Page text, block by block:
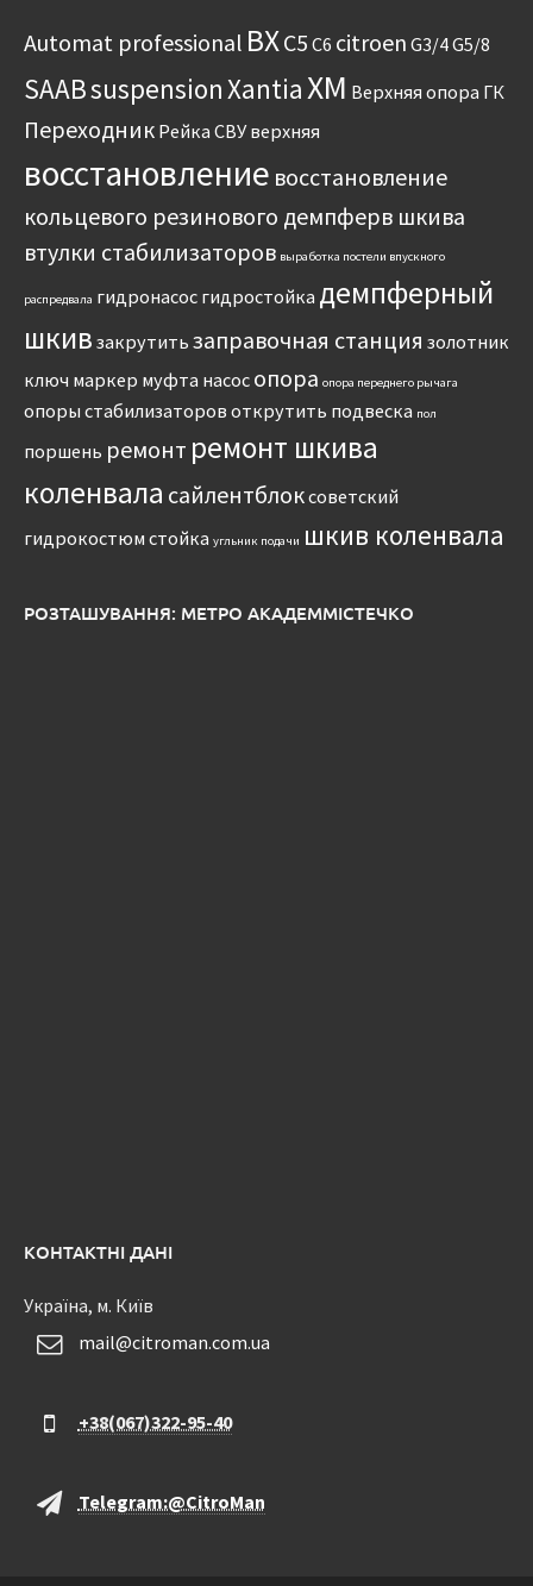
Automat professional BXC5 C6 citroen G3/4G5/8
SAABsuspensionXantiaXM Верхняя опора ГК
Переходник Рейка СВУ верхняя
восстановление восстановление
кольцевого резинового демпферв шкива
втулки стабилизаторов выработка постели впускного
распредвала гидронасос гидростойка демпферный
шкив закрутить заправочная станция золотник
ключ маркер муфта насос опора опора переднего рычага
опоры стабилизаторов открутить подвеска пол
поршень ремонт ремонт шкива
коленвала сайлентблоксоветский
гидрокостюм стойка угльник подачи шкив коленвала
РОЗТАШУВАННЯ: МЕТРО АКАДЕММІСТЕЧКО
КОНТАКТНІ ДАНІ
Україна, м. Київ
mail@citroman.com.ua
+38(067)322-95-40
Telegram:@CitroMan